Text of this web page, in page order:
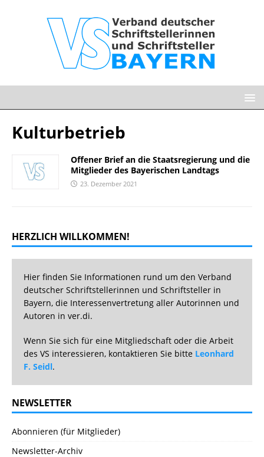
Kulturbetrieb
Offener Brief an die Staatsregierung und die
Mitglieder des Bayerischen Landtags
23. Dezember 2021
HERZLICH WILLKOMMEN!
Hier finden Sie Informationen rund um den Verband
deutscher Schriftstellerinnen und Schriftsteller in
Bayern, die Interessenvertretung aller Autorinnen und
Autoren in ver.di.
Wenn Sie sich für eine Mitgliedschaft oder die Arbeit
des VS interessieren, kontaktieren Sie bitte Leonhard
F. Seidl.
NEWSLETTER
Abonnieren (für Mitglieder)
Newsletter-Archiv